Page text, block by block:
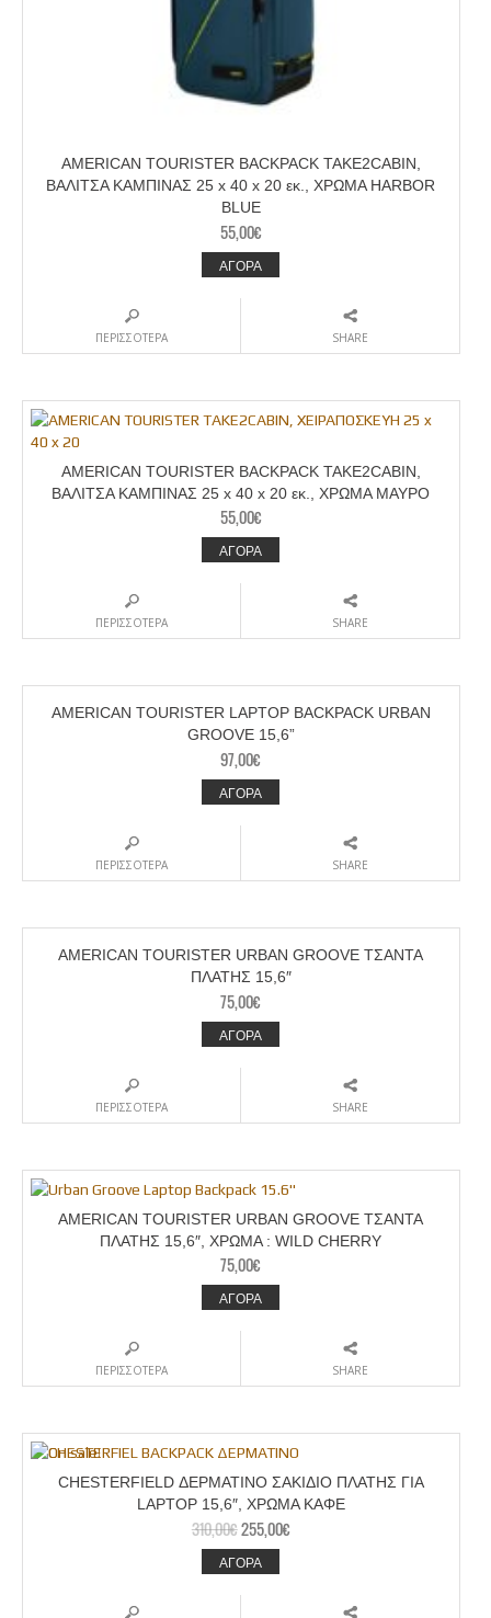
AMERICAN TOURISTER BACKPACK TAKE2CABIN,
ΒΑΛΙΤΣΑ ΚΑΜΠΙΝΑΣ 25 x 40 x 20 εκ., ΧΡΩΜΑ HARBOR
BLUE
55,00€
ΑΓΟΡΑ
ΠΕΡΙΣΣΟΤΕΡΑ SHARE
AMERICAN TOURISTER BACKPACK TAKE2CABIN,
ΒΑΛΙΤΣΑ ΚΑΜΠΙΝΑΣ 25 x 40 x 20 εκ., ΧΡΩΜΑ ΜΑΥΡΟ
55,00€
ΑΓΟΡΑ
ΠΕΡΙΣΣΟΤΕΡΑ SHARE
AMERICAN TOURISTER LAPTOP BACKPACK URBAN
GROOVE 15,6”
97,00€
ΑΓΟΡΑ
ΠΕΡΙΣΣΟΤΕΡΑ SHARE
AMERICAN TOURISTER URBAN GROOVE ΤΣΑΝΤΑ
ΠΛΑΤΗΣ 15,6″
75,00€
ΑΓΟΡΑ
ΠΕΡΙΣΣΟΤΕΡΑ SHARE
AMERICAN TOURISTER URBAN GROOVE ΤΣΑΝΤΑ
ΠΛΑΤΗΣ 15,6″, ΧΡΩΜΑ : WILD CHERRY
75,00€
ΑΓΟΡΑ
ΠΕΡΙΣΣΟΤΕΡΑ SHARE
CHESTERFIELD ΔΕΡΜΑΤΙΝΟ ΣΑΚΙΔΙΟ ΠΛΑΤΗΣ ΓΙΑ
LAPTOP 15,6″, ΧΡΩΜΑ ΚΑΦΕ
310,00€255,00€
ΑΓΟΡΑ